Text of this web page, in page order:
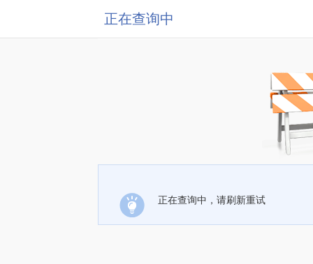
正在查询中
正在查询中，请刷新重试